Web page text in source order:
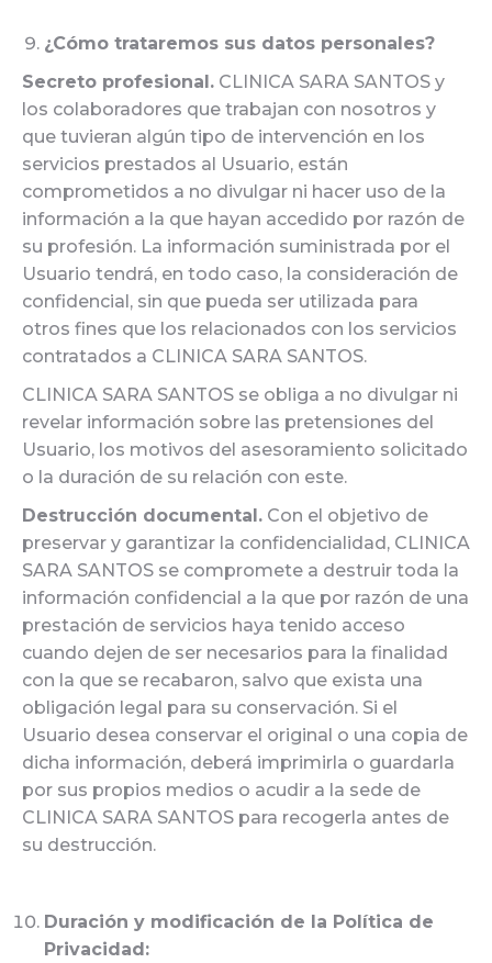
¿Cómo trataremos sus datos personales?
Secreto profesional. CLINICA SARA SANTOS y
los colaboradores que trabajan con nosotros y
que tuvieran algún tipo de intervención en los
servicios prestados al Usuario, están
comprometidos a no divulgar ni hacer uso de la
información a la que hayan accedido por razón de
su profesión. La información suministrada por el
Usuario tendrá, en todo caso, la consideración de
confidencial, sin que pueda ser utilizada para
otros fines que los relacionados con los servicios
contratados a CLINICA SARA SANTOS.
CLINICA SARA SANTOS se obliga a no divulgar ni
revelar información sobre las pretensiones del
Usuario, los motivos del asesoramiento solicitado
o la duración de su relación con este.
Destrucción documental. Con el objetivo de
preservar y garantizar la confidencialidad, CLINICA
SARA SANTOS se compromete a destruir toda la
información confidencial a la que por razón de una
prestación de servicios haya tenido acceso
cuando dejen de ser necesarios para la finalidad
con la que se recabaron, salvo que exista una
obligación legal para su conservación. Si el
Usuario desea conservar el original o una copia de
dicha información, deberá imprimirla o guardarla
por sus propios medios o acudir a la sede de
CLINICA SARA SANTOS para recogerla antes de
su destrucción.
Duración y modificación de la Política de
Privacidad: